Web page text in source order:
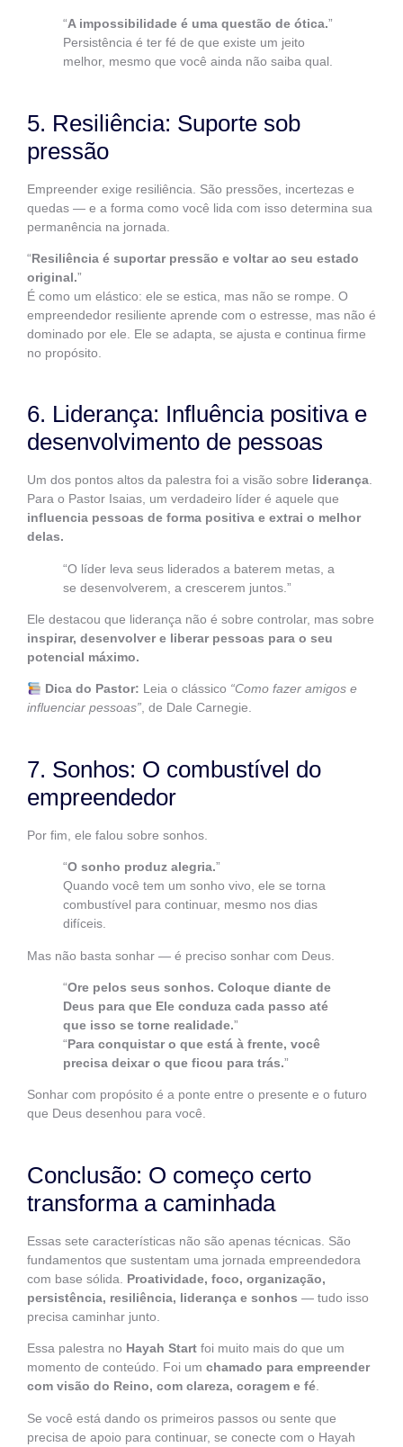
“A impossibilidade é uma questão de ótica.”
Persistência é ter fé de que existe um jeito
melhor, mesmo que você ainda não saiba qual.
5. Resiliência: Suporte sob
pressão
Empreender exige resiliência. São pressões, incertezas e
quedas — e a forma como você lida com isso determina sua
permanência na jornada.
“Resiliência é suportar pressão e voltar ao seu estado
original.”
É como um elástico: ele se estica, mas não se rompe. O
empreendedor resiliente aprende com o estresse, mas não é
dominado por ele. Ele se adapta, se ajusta e continua firme
no propósito.
6. Liderança: Influência positiva e
desenvolvimento de pessoas
Um dos pontos altos da palestra foi a visão sobre liderança.
Para o Pastor Isaias, um verdadeiro líder é aquele que
influencia pessoas de forma positiva e extrai o melhor
delas.
“O líder leva seus liderados a baterem metas, a
se desenvolverem, a crescerem juntos.”
Ele destacou que liderança não é sobre controlar, mas sobre
inspirar, desenvolver e liberar pessoas para o seu
potencial máximo.
Dica do Pastor: Leia o clássico “Como fazer amigos e
influenciar pessoas”, de Dale Carnegie.
7. Sonhos: O combustível do
empreendedor
Por fim, ele falou sobre sonhos.
“O sonho produz alegria.”
Quando você tem um sonho vivo, ele se torna
combustível para continuar, mesmo nos dias
difíceis.
Mas não basta sonhar — é preciso sonhar com Deus.
“Ore pelos seus sonhos. Coloque diante de
Deus para que Ele conduza cada passo até
que isso se torne realidade.”
“Para conquistar o que está à frente, você
precisa deixar o que ficou para trás.”
Sonhar com propósito é a ponte entre o presente e o futuro
que Deus desenhou para você.
Conclusão: O começo certo
transforma a caminhada
Essas sete características não são apenas técnicas. São
fundamentos que sustentam uma jornada empreendedora
com base sólida. Proatividade, foco, organização,
persistência, resiliência, liderança e sonhos — tudo isso
precisa caminhar junto.
Essa palestra no Hayah Start foi muito mais do que um
momento de conteúdo. Foi um chamado para empreender
com visão do Reino, com clareza, coragem e fé
Se você está dando os primeiros passos ou sente que
precisa de apoio para continuar, se conecte com o Hayah